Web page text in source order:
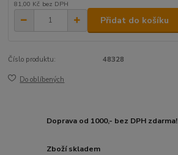
81,00 Kč bez DPH
Přidat do košíku
Číslo produktu: 48328
Do oblíbených
Doprava od 1000,- bez DPH zdarma!
Zboží skladem